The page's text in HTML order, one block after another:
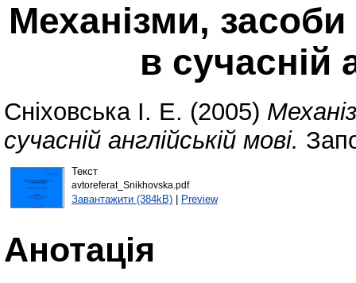
Механізми,
в сучасній
Сніховська І. Е. (2005)
сучасній англійській мові.
Текст
avtoreferat_Snikhovska.pdf
Завантажити (384kB)| Preview
Анотація